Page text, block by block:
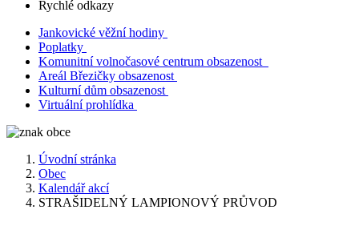
Rychlé odkazy
Jankovické věžní hodiny
Poplatky
Komunitní volnočasové centrum obsazenost
Areál Březičky obsazenost
Kulturní dům obsazenost
Virtuální prohlídka
Úvodní stránka
Obec
Kalendář akcí
STRAŠIDELNÝ LAMPIONOVÝ PRŮVOD